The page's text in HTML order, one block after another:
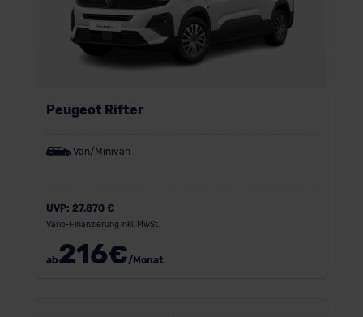
Peugeot Rifter
Van/Minivan
UVP: 27.870 €
Vario-Finanzierung inkl. MwSt.
ab216€/Monat